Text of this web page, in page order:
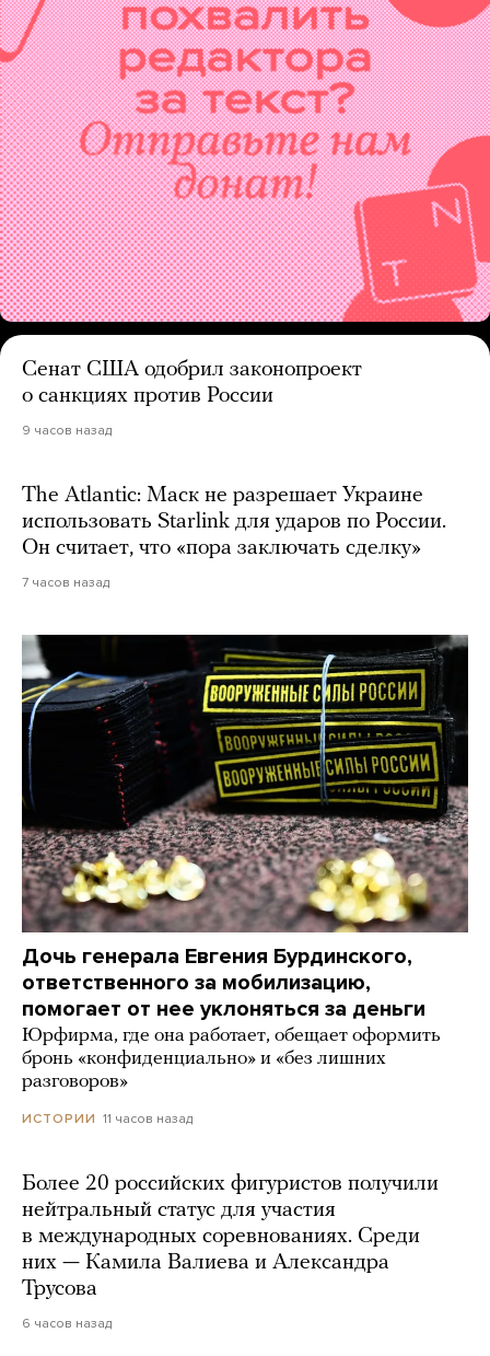
Сенат США одобрил законопроект
о санкциях против России
9 часов назад
The Atlantic: Маск не разрешает Украине
использовать Starlink для ударов по России.
Он считает, что «пора заключать сделку»
7 часов назад
Дочь генерала Евгения Бурдинского,
ответственного за мобилизацию,
помогает от нее уклоняться за деньги
Юрфирма, где она работает, обещает оформить
бронь «конфиденциально» и «без лишних
разговоров»
ИСТОРИИ 11 часов назад
Более 20 российских фигуристов получили
нейтральный статус для участия
в международных соревнованиях. Среди
них — Камила Валиева и Александра
Трусова
6 часов назад